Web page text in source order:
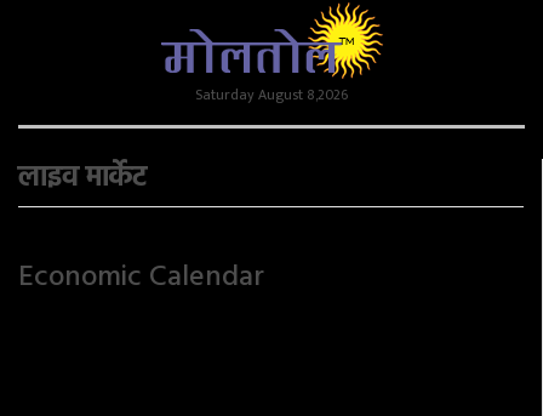
Saturday August 8,2026
लाइव मार्केट
Economic Calendar